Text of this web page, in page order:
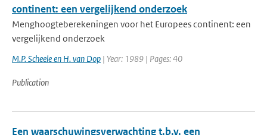
continent: een vergelijkend onderzoek
Menghoogteberekeningen voor het Europees continent: een
vergelijkend onderzoek
M.P. Scheele en H. van Dop | Year: 1989 | Pages: 40
Publication
Een waarschuwingsverwachting t.b.v. een